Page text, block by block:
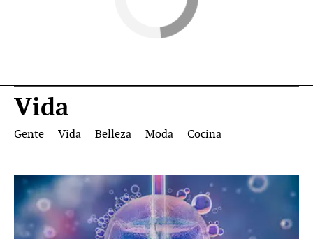
Vida
Gente Vida Belleza Moda Cocina